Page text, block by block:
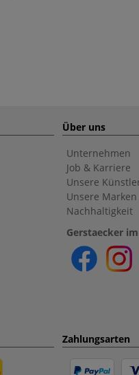
Über uns
Unternehmen
Job & Karriere
Unsere
Unsere Marken
Nachhaltigkeit
Gerstaecker
Zahlungsarten